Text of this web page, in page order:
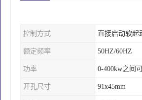
控制方式 直接启动软起
额定频率 50HZ/60HZ
功率 0-400kw之间
开孔尺寸 91x45mm